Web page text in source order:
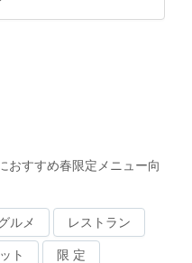
おすすめ春限定メニュー向
ルメ レストラン
ト 限 定